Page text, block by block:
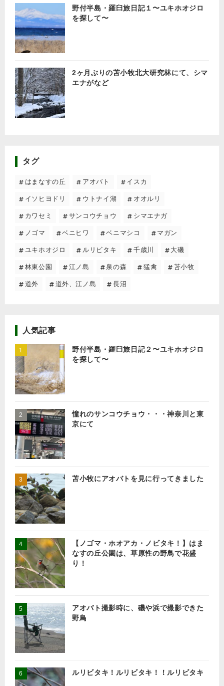
野付半島・羅臼旅日記１〜ユキホオジロ
を探して〜
2ヶ月ぶりの苫小牧北大研究林にて、シマ
エナがなど
タグ
はまなすの丘 アオバト イスカ
イソヒヨドリ ウトナイ湖 オオルリ
カワセミ サンコウチョウ シマエナガ
ノゴマ ベニヒワ ベニマシコ マガン
ユキホオジロ ルリビタキ 千歳川 大磯
林東公園 江ノ島 泉の森 猛禽 苫小牧
道外 道外、江ノ島 長沼
人気記事
野付半島・羅臼旅日記２〜ユキホオジロ
を探して〜
憧れのサンコウチョウ・・・神奈川と東
京にて
苫小牧にアオバトを見に行ってきました
【ノゴマ・ホオアカ・ノビタキ！】はま
なすの丘公園は、草原性の野鳥で花盛
り！
アオバト撮影時に、磯や浜で撮影できた
野鳥
ルリビタキ！ルリビタキ！！ルリビタキ